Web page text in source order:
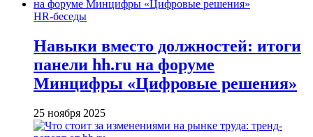
HR-беседы
Навыки вместо должностей: итоги
панели hh.ru на форуме
Минцифры «Цифровые решения»
25 ноября 2025